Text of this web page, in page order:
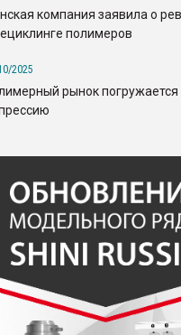
компания заявила о
полимеров
2025
рынок погружается